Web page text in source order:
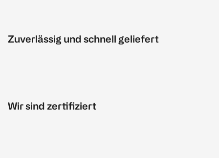
Zuverlässig und schnell geliefert
Wir sind zertifiziert